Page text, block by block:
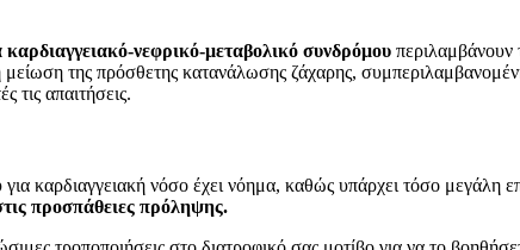
καρδιαγγειακό-νεφρικό-μεταβολικό συνδρόμου περιλαμβάνουν
της πρόσθετης κατανάλωσης ζάχαρης,
απαιτήσεις.
καρδιαγγειακή νόσο έχει νόημα, καθώς υπάρχει τόσο μεγάλη
προσπάθειες πρόληψης.